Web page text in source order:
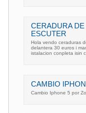
CERADURA DE
ESCUTER
Hola vendo ceraduras
delantera 30 euros i
istalacion conpleta isin
CAMBIO
Cambio Iphone 5 por